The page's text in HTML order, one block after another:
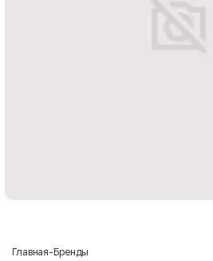
Главная-Бренды